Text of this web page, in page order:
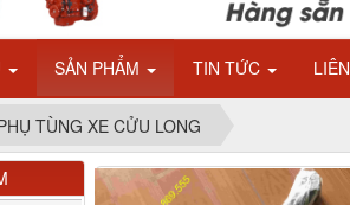
SẢN PHẨM TIN TỨC
TÙNG XE CỬU LONG